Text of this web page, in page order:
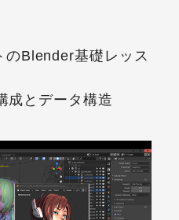
のBlender基礎レッス
成とデータ構造